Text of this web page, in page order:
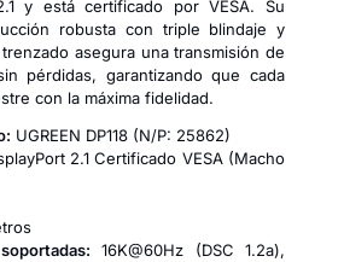
y está certificado por VESA. Su
robusta con triple blindaje y
asegura una transmisión de
pérdidas, garantizando que cada
con la máxima fidelidad.
UGREEN DP118 (N/P: 25862)
2.1 Certificado VESA (Macho
16K@60Hz (DSC 1.2a),